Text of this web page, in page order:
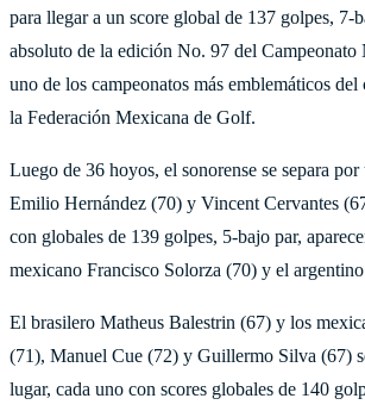
para llegar a un score global de 137 golpes, 7-
absoluto de la edición No. 97 del Campeonato
uno de los campeonatos más emblemáticos
la Federación Mexicana de Golf.
Luego de 36 hoyos, el sonorense se separa
Emilio Hernández (70) y Vincent Cervantes
con globales de 139 golpes, 5-bajo par,
mexicano Francisco Solorza (70) y el
El brasilero Matheus Balestrin (67) y los
(71), Manuel Cue (72) y Guillermo Silva (67)
lugar, cada uno con scores globales de 140